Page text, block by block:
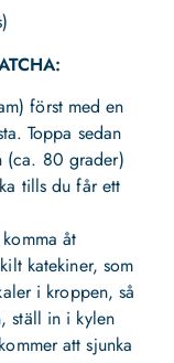
först med en
Toppa sedan
(ca. 80 grader)
tills du får ett
åt
katekiner, som
i kroppen, så
ställ in i kylen
att sjunka